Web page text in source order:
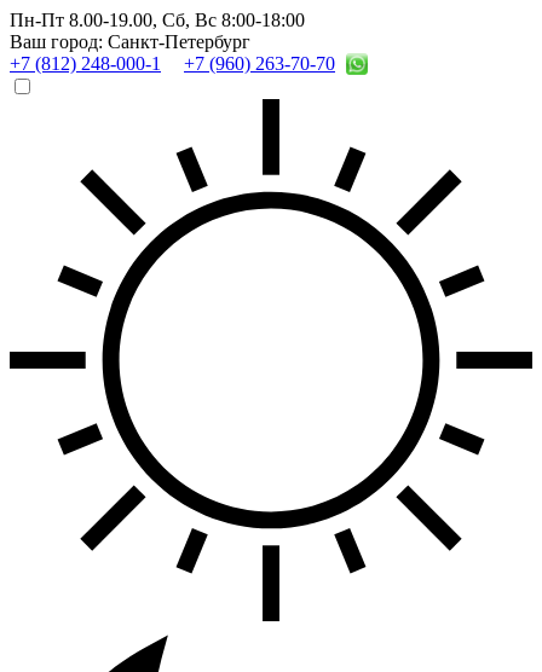
Пн-Пт 8.00-19.00, Сб, Вс 8:00-18:00
Ваш город: Санкт-Петербург
+7 (812) 248-000-1
+7 (960) 263-70-70